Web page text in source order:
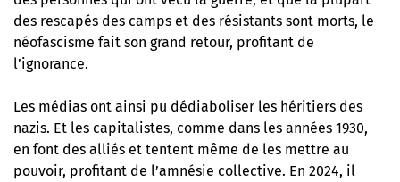
des rescapés des camps et des résistants sont morts, le
néofascisme fait son grand retour, profitant de
l’ignorance.
Les médias ont ainsi pu dédiaboliser les héritiers des
nazis. Et les capitalistes, comme dans les années 1930,
en font des alliés et tentent même de les mettre au
pouvoir, profitant de l’amnésie collective. En 2024, il